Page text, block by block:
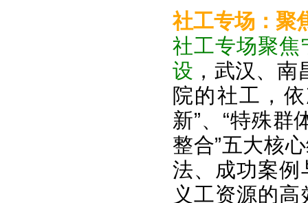
社工专场：聚
社工专场聚焦
设 ，武汉、
院的社工，
新”、“特殊群
整合”五大核
法、成功案例
义工资源的